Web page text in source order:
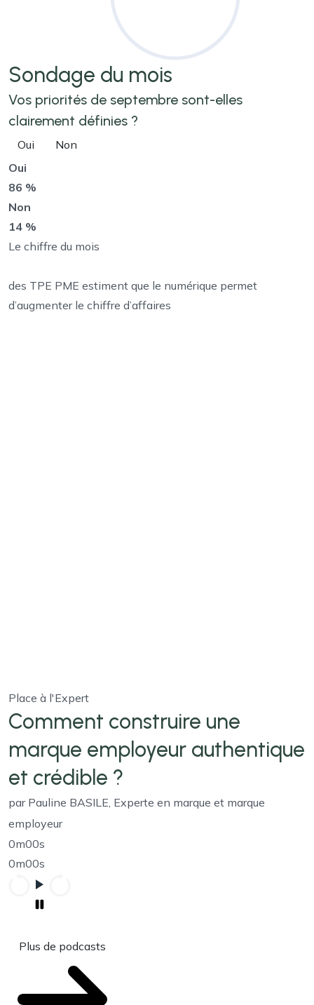
Sondage du mois
Vos priorités de septembre sont-elles
clairement définies ?
Oui
Non
Oui
86 %
Non
14 %
Le chiffre du mois
des TPE PME estiment que le numérique permet
d’augmenter le chiffre d’affaires
Place à l'Expert
Comment construire une
marque employeur authentique
et crédible ?
par Pauline BASILE, Experte en marque et marque
employeur
0m00s
0m00s
Plus de podcasts